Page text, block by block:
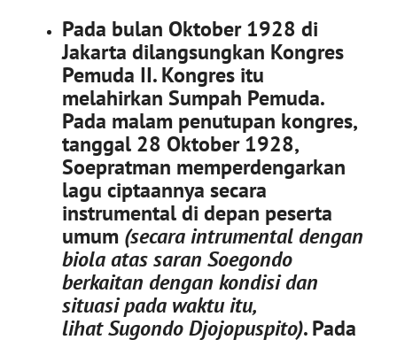
Pada bulan Oktober 1928 di
Jakarta dilangsungkan Kongres
Pemuda II. Kongres itu
melahirkan Sumpah Pemuda.
Pada malam penutupan kongres,
tanggal 28 Oktober 1928,
Soepratman memperdengarkan
lagu ciptaannya secara
instrumental di depan peserta
umum (secara intrumental dengan
biola atas saran Soegondo
berkaitan dengan kondisi dan
situasi pada waktu itu,
lihat Sugondo Djojopuspito). Pada